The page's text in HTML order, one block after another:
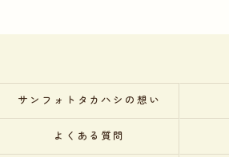
サンフォトタカハシの想い
よくある質問